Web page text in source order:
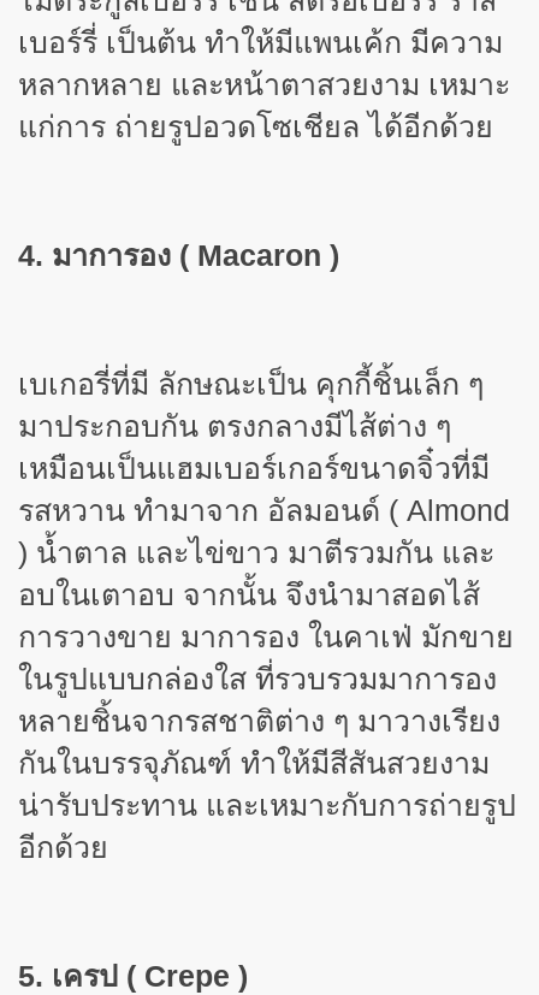
เบอร์รี่ เป็นต้น ทำให้มีแพนเค้ก มีความ
หลากหลาย และหน้าตาสวยงาม เหมาะ
แก่การ ถ่ายรูปอวดโซเชียล ได้อีกด้วย
4. มาการอง ( Macaron )
เบเกอรี่ที่มี ลักษณะเป็น คุกกี้ชิ้นเล็ก ๆ
มาประกอบกัน ตรงกลางมีไส้ต่าง ๆ
เหมือนเป็นแฮมเบอร์เกอร์ขนาดจิ๋วที่มี
รสหวาน ทำมาจาก อัลมอนด์ ( Almond
) น้ำตาล และไข่ขาว มาตีรวมกัน และ
อบในเตาอบ จากนั้น จึงนำมาสอดไส้
การวางขาย มาการอง ในคาเฟ่ มักขาย
ในรูปแบบกล่องใส ที่รวบรวมมาการอง
หลายชิ้นจากรสชาติต่าง ๆ มาวางเรียง
กันในบรรจุภัณฑ์ ทำให้มีสีสันสวยงาม
น่ารับประทาน และเหมาะกับการถ่ายรูป
อีกด้วย
5. เครป ( Crepe )